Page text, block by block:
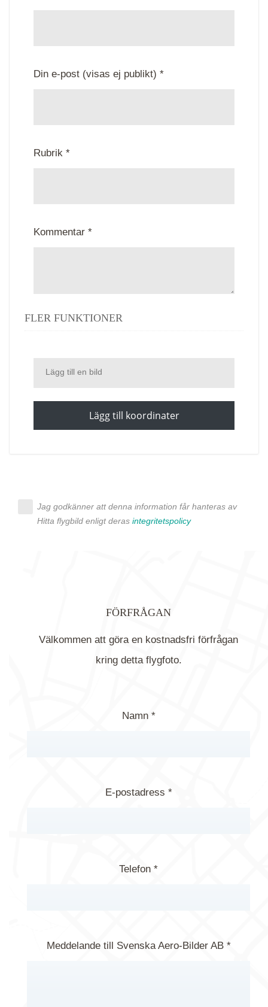
Din e-post (visas ej publikt) *
Rubrik *
Kommentar *
FLER FUNKTIONER
Lägg till en bild
Lägg till koordinater
Jag godkänner att denna information får hanteras av
Hitta flygbild enligt deras integritetspolicy
FÖRFRÅGAN
Välkommen att göra en kostnadsfri förfrågan
kring detta flygfoto.
Namn *
E-postadress *
Telefon *
Meddelande till Svenska Aero-Bilder AB *